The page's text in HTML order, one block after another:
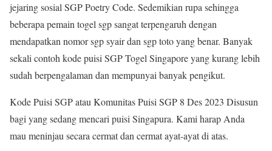
jejaring sosial SGP Poetry Code. Sedemikian rupa sehingga
beberapa pemain togel sgp sangat terpengaruh dengan
mendapatkan nomor sgp syair dan sgp toto yang benar. Banyak
sekali contoh kode puisi SGP Togel Singapore yang kurang lebih
sudah berpengalaman dan mempunyai banyak pengikut.
Kode Puisi SGP atau Komunitas Puisi SGP 8 Des 2023 Disusun
bagi yang sedang mencari puisi Singapura. Kami harap Anda
mau meninjau secara cermat dan cermat ayat-ayat di atas.